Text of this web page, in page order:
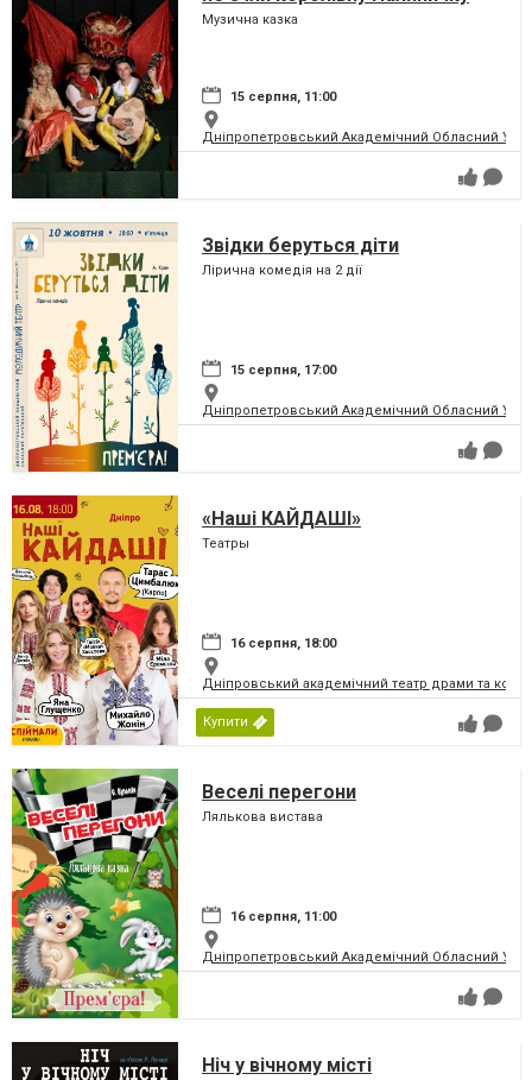
Музична казка
15 серпня, 11:00
Дніпропетровський Академічний Обласний
Звідки беруться діти
Лірична комедія на 2 дії
15 серпня, 17:00
Дніпропетровський Академічний Обласний
«Наші КАЙДАШІ»
Театры
16 серпня, 18:00
Дніпровський академічний театр драми та
Купити
Веселі перегони
Лялькова вистава
16 серпня, 11:00
Дніпропетровський Академічний Обласний
Ніч у вічному місті